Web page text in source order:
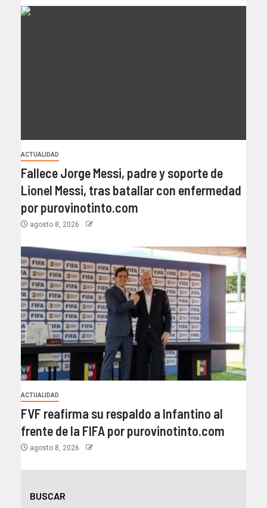
ACTUALIDAD
Fallece Jorge Messi, padre y soporte de
Lionel Messi, tras batallar con enfermedad
por purovinotinto.com
agosto 8, 2026
ACTUALIDAD
FVF reafirma su respaldo a Infantino al
frente de la FIFA por purovinotinto.com
agosto 8, 2026
BUSCAR